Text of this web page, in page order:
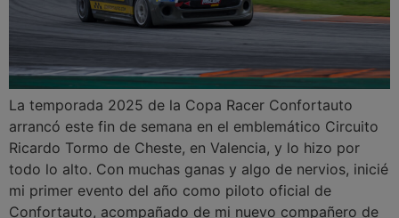
La temporada 2025 de la Copa Racer Confortauto
arrancó este fin de semana en el emblemático Circuito
Ricardo Tormo de Cheste, en Valencia, y lo hizo por
todo lo alto. Con muchas ganas y algo de nervios, inicié
mi primer evento del año como piloto oficial de
Confortauto, acompañado de mi nuevo compañero de